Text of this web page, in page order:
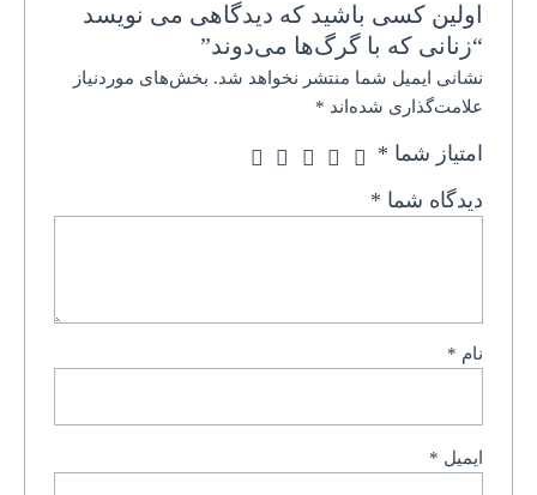
اولین کسی باشید که دیدگاهی می نویسد
“زنانی که با گرگ‌ها می‌دوند”
نشانی ایمیل شما منتشر نخواهد شد. بخش‌های موردنیاز
علامت‌گذاری شده‌اند *
امتیاز شما *
دیدگاه شما *
نام *
ایمیل *